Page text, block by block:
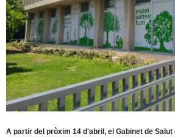
A partir del pròxim 14 d'abril, el Gabinet de